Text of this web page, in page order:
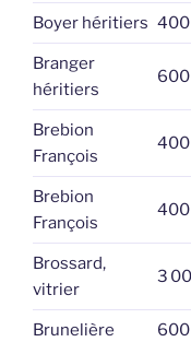
Boyer héritiers 400
Branger
héritiers
600
Brebion
François
400
Brebion
François
400
Brossard,
vitrier
3
Brunelière 600